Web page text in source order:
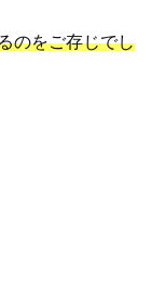
のをご存じでし